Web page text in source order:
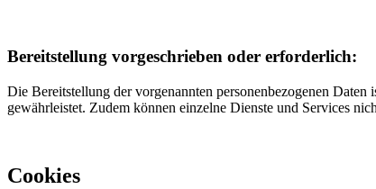
Bereitstellung vorgeschrieben oder erforderlich:
Die Bereitstellung der vorgenannten personenbezogenen
gewährleistet. Zudem können einzelne Dienste und Services
Cookies